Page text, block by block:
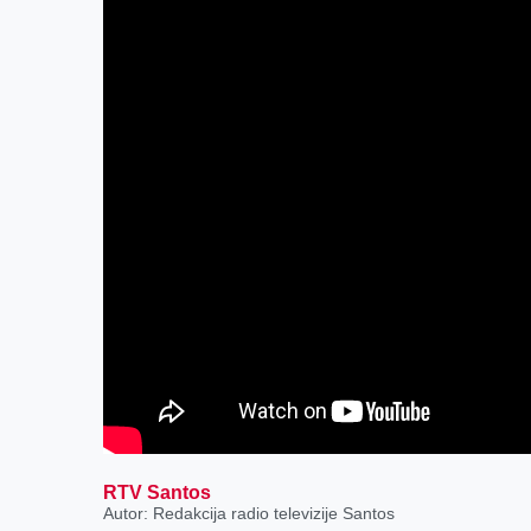
RTV Santos
Autor: Redakcija radio televizije Santos